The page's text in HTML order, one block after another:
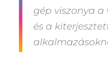
gép viszonya a
és a